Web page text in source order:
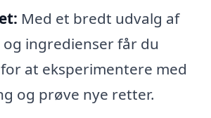
Med et bredt udvalg af
ingredienser får du
at eksperimentere med
og prøve nye retter.